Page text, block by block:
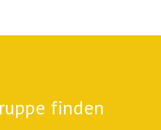
finden